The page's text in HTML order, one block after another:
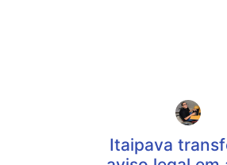
Itaipava